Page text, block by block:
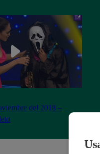
del 2018 –